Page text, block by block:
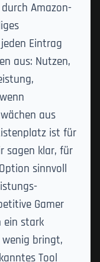
Amazon-
Eintrag
aus: Nutzen,
aus
ist für
sagen klar, für
sinnvoll
Gamer
ein stark
bringt,
Tool